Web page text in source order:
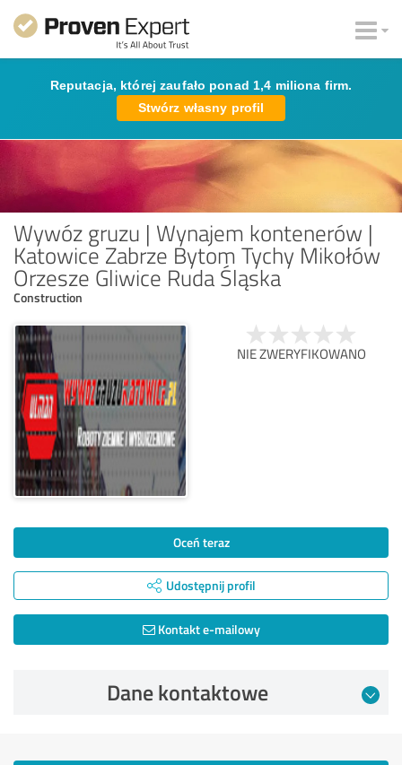
Reputacja, której zaufało ponad 1,4 miliona firm.
Stwórz własny profil
Wywóz gruzu | Wynajem kontenerów |
Katowice Zabrze Bytom Tychy Mikołów
Orzesze Gliwice Ruda Śląska
Construction
NIE ZWERYFIKOWANO
Oceń teraz
Udostępnij profil
Kontakt e-mailowy
Dane kontaktowe